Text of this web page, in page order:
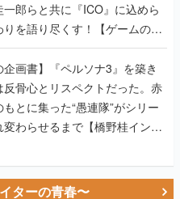
一郎らと共に『ICO』に込めら
を語り尽くす！【ゲームの企
企画書】『ペルソナ3』を築き
反骨心とリスペクトだった。赤
とに集った“愚連隊”がシリー
変わらせるまで【橋野桂インタ
ターの青春〜